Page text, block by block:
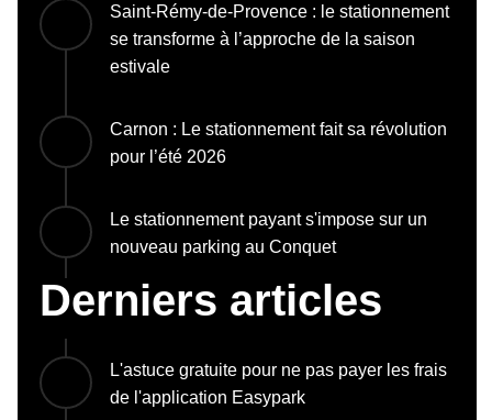
Saint-Rémy-de-Provence : le stationnement
se transforme à l’approche de la saison
estivale
Carnon : Le stationnement fait sa révolution
pour l’été 2026
Le stationnement payant s'impose sur un
nouveau parking au Conquet
Derniers articles
L'astuce gratuite pour ne pas payer les frais
de l'application Easypark